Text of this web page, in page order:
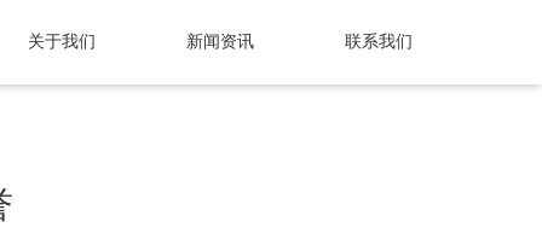
关于我们 新闻资讯 联系我们